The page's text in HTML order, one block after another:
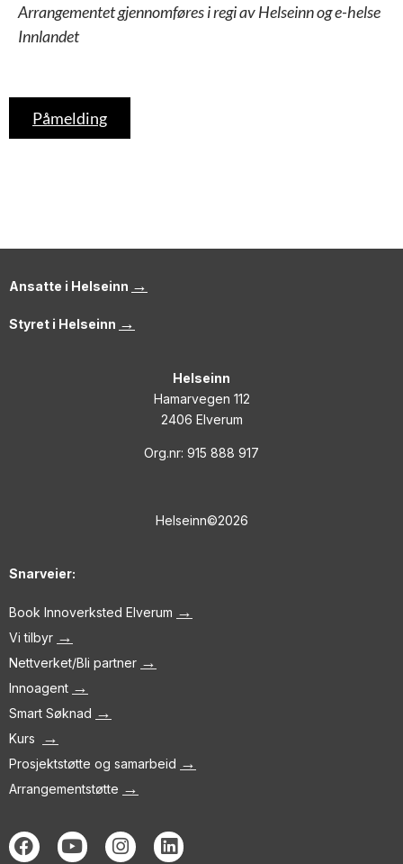
Arrangementet gjennomføres i regi av Helseinn og e-helse
Innlandet
Påmelding
Ansatte i Helseinn →
Styret i Helseinn →
Helseinn
Hamarvegen 112
2406 Elverum
Org.nr: 915 888 917
Helseinn©2026
Snarveier:
Book Innoverksted Elverum →
Vi tilbyr →
Nettverket/Bli partner →
Innoagent →
Smart Søknad →
Kurs →
Prosjektstøtte og samarbeid →
Arrangementstøtte →